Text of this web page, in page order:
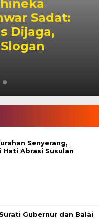
Sadat:
Dijaga,
Senyerang,
Abrasi Susulan
Gubernur dan Balai